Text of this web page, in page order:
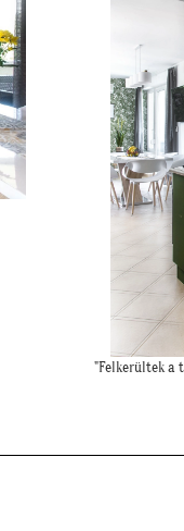
"Szia Kriszti!